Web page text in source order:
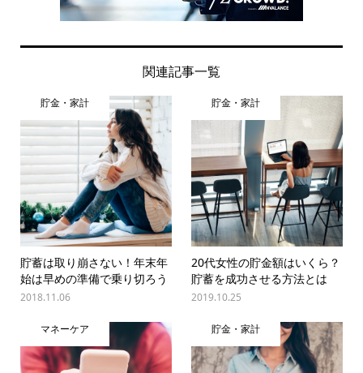
関連記事一覧
貯金・家計
貯蓄は取り崩さない！年末年
始は早めの準備で乗り切ろう
2018.11.06
貯金・家計
20代女性の貯金額はいくら？
貯蓄を成功させる方法とは
2019.10.25
マネーケア 貯金・家計